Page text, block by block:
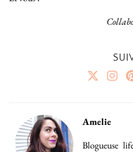
Amelie
Blogueuse